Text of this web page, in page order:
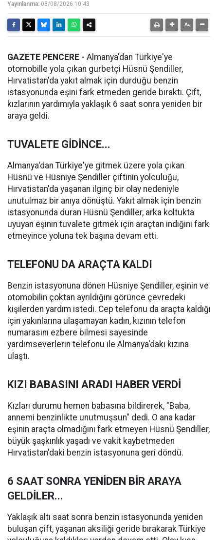
Yayınlanma: 08/08/2026 10:43
GAZETE PENCERE - Almanya'dan Türkiye'ye
otomobille yola çıkan gurbetçi Hüsnü Şendiller,
Hırvatistan'da yakıt almak için durduğu benzin
istasyonunda eşini fark etmeden geride bıraktı. Çift,
kızlarının yardımıyla yaklaşık 6 saat sonra yeniden bir
araya geldi.
TUVALETE GİDİNCE...
Almanya'dan Türkiye'ye gitmek üzere yola çıkan
Hüsnü ve Hüsniye Şendiller çiftinin yolculuğu,
Hırvatistan'da yaşanan ilginç bir olay nedeniyle
unutulmaz bir anıya dönüştü. Yakıt almak için benzin
istasyonunda duran Hüsnü Şendiller, arka koltukta
uyuyan eşinin tuvalete gitmek için araçtan indiğini fark
etmeyince yoluna tek başına devam etti.
TELEFONU DA ARAÇTA KALDI
Benzin istasyonuna dönen Hüsniye Şendiller, eşinin ve
otomobilin çoktan ayrıldığını görünce çevredeki
kişilerden yardım istedi. Cep telefonu da araçta kaldığı
için yakınlarına ulaşamayan kadın, kızının telefon
numarasını ezbere bilmesi sayesinde
yardımseverlerin telefonu ile Almanya'daki kızına
ulaştı.
KIZI BABASINI ARADI HABER VERDİ
Kızları durumu hemen babasına bildirerek, "Baba,
annemi benzinlikte unutmuşsun" dedi. O ana kadar
eşinin araçta olmadığını fark etmeyen Hüsnü Şendiller,
büyük şaşkınlık yaşadı ve vakit kaybetmeden
Hırvatistan'daki benzin istasyonuna geri döndü.
6 SAAT SONRA YENİDEN BİR ARAYA
GELDİLER...
Yaklaşık altı saat sonra benzin istasyonunda yeniden
buluşan çift, yaşanan aksiliği geride bırakarak Türkiye